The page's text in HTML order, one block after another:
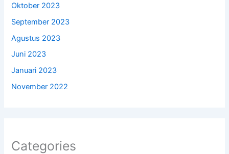
Oktober 2023
September 2023
Agustus 2023
Juni 2023
Januari 2023
November 2022
Categories